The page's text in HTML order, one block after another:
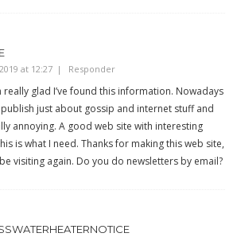
at 12:27 Responder
really glad I’ve found this information. Nowadays
just about gossip and internet stuff and
annoying. A good web site with interesting
is what I need. Thanks for making this web site,
visiting again. Do you do newsletters by email?